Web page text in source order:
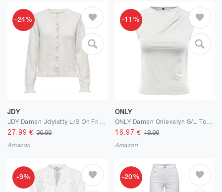
-24%
JDY
27.99 €36.99
Amazon
-11%
ONLY
16.97 € 18.99
Amazon
-9% -20%